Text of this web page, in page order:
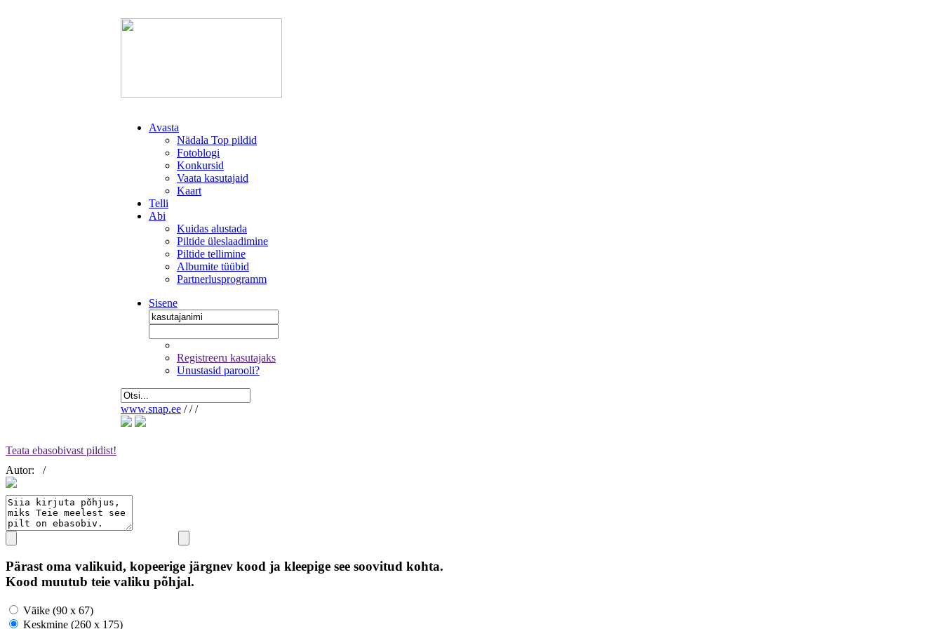
Avasta
Nädala Top pildid
Fotoblogi
Konkursid
Vaata kasutajaid
Kaart
Telli
Abi
Kuidas alustada
Piltide üleslaadimine
Piltide tellimine
Albumite tüübid
Partnerlusprogramm
Sisene
Registreeru kasutajaks
Unustasid parooli?
www.snap.ee / / /
Teata ebasobivast pildist!
Autor:
/
Pärast oma valikuid, kopeerige järgnev kood ja kleepige see soovitud kohta.
Kood muutub teie valiku põhjal.
Väike (90 x 67)
Keskmine (260 x 175)